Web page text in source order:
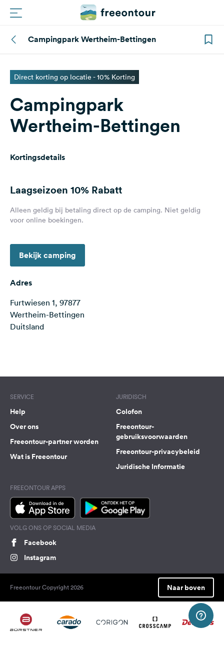
Routes
Campings
Magazine
Partners
Registreren
Vragen &
Taal:
ons
op
social
Campingpark Wertheim-Bettingen
Direct korting op locatie - 10% Korting
Campingpark
Wertheim-Bettingen
Kortingsdetails
Laagseizoen 10% Rabatt
Alleen geldig bij betaling direct op de camping. Niet geldig
voor online boekingen.
Bekijk camping
Adres
Furtwiesen 1, 97877
Wertheim-Bettingen
Duitsland
SERVICE
Help
Over ons
Freeontour-partner worden
Wat is Freeontour
JURIDISCH
Colofon
Freeontour-
gebruiksvoorwaarden
Freeontour-privacybeleid
Juridische Informatie
FREEONTOUR APPS
VOLG ONS OP SOCIAL MEDIA
Facebook
Instagram
Freeontour Copyright 2026 Naar boven